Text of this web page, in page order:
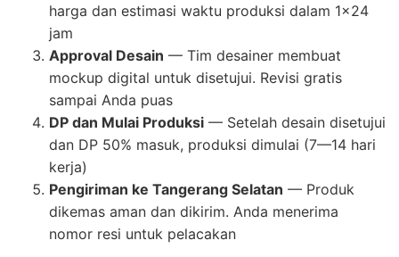
harga dan estimasi waktu produksi dalam 1×24
jam
Approval Desain — Tim desainer membuat
mockup digital untuk disetujui. Revisi gratis
sampai Anda puas
DP dan Mulai Produksi — Setelah desain disetujui
dan DP 50% masuk, produksi dimulai (7—14 hari
kerja)
Pengiriman ke Tangerang Selatan — Produk
dikemas aman dan dikirim. Anda menerima
nomor resi untuk pelacakan